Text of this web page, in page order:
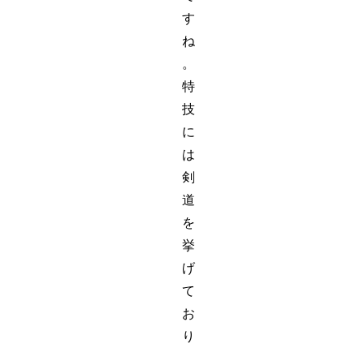
す
ね
。
特
技
に
は
剣
道
を
挙
げ
て
お
り